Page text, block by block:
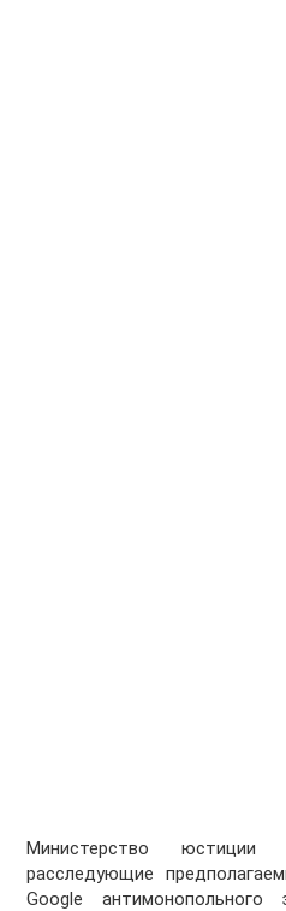
Министерство
расследующие
Google антимонопольного